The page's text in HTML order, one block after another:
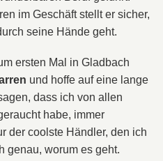
im Geschäft stellt er sicher,
seine Hände geht.
ersten Mal in Gladbach
und hoffe auf eine lange
dass ich von allen
habe, immer
der coolste Händler, den ich
genau, worum es geht.